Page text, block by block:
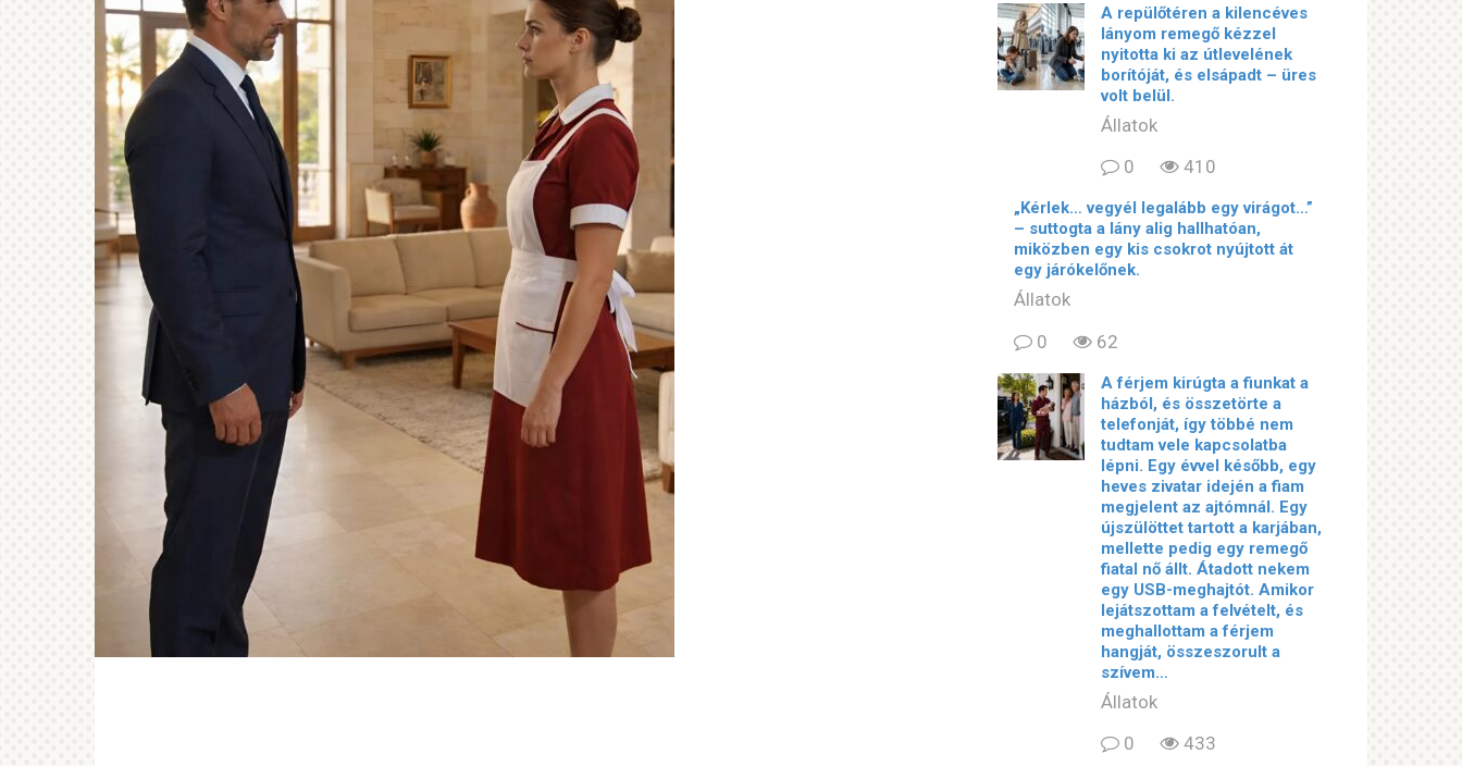
A repülőtéren a kilencéves
lányom remegő kézzel
nyitotta ki az útlevelének
borítóját, és elsápadt – üres
volt belül.
Állatok
0
410
„Kérlek… vegyél legalább egy virágot…”
– suttogta a lány alig hallhatóan,
miközben egy kis csokrot nyújtott át
egy járókelőnek.
Állatok
0
62
A férjem kirúgta a fiunkat a
házból, és összetörte a
telefonját, így többé nem
tudtam vele kapcsolatba
lépni. Egy évvel később, egy
heves zivatar idején a fiam
megjelent az ajtómnál. Egy
újszülöttet tartott a karjában,
mellette pedig egy remegő
fiatal nő állt. Átadott nekem
egy USB-meghajtót. Amikor
lejátszottam a felvételt, és
meghallottam a férjem
hangját, összeszorult a
szívem…
Állatok
0
433